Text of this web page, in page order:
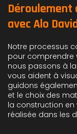
avec Alo
Notre processus
pour comprendre
nous passons à
vous aident à
guidons
et le choix des
la construction
réalisée dans les